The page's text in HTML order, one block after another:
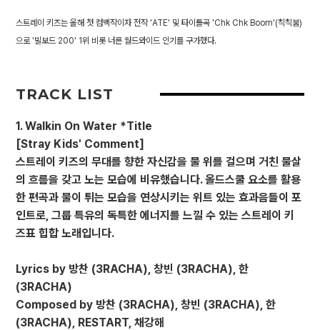
스트레이 키즈는 올해 첫 컴백작이자 전작 'ATE' 및 타이틀곡 'Chk Chk Boom'(칙칙붐)
으로 '빌보드 200' 1위 비롯 너른 월드와이드 인기를 구가했다.
TRACK LIST
1. Walkin On Water *Title
[Stray Kids' Comment]
스트레이 키즈의 무대를 향한 자신감을 물 위를 걸으며 거친 물살
의 흐름을 갖고 노는 모습에 비유했습니다. 올드스쿨 요소를 활용
한 편곡과 물이 튀는 모습을 연상시키는 위트 있는 효과음들이 포
인트로, 그룹 특유의 독특한 에너지를 느낄 수 있는 스트레이 키
즈표 힙합 노래입니다.
Lyrics by 방찬 (3RACHA), 창빈 (3RACHA), 한
(3RACHA)
Composed by 방찬 (3RACHA), 창빈 (3RACHA), 한
(3RACHA), RESTART, 채강해